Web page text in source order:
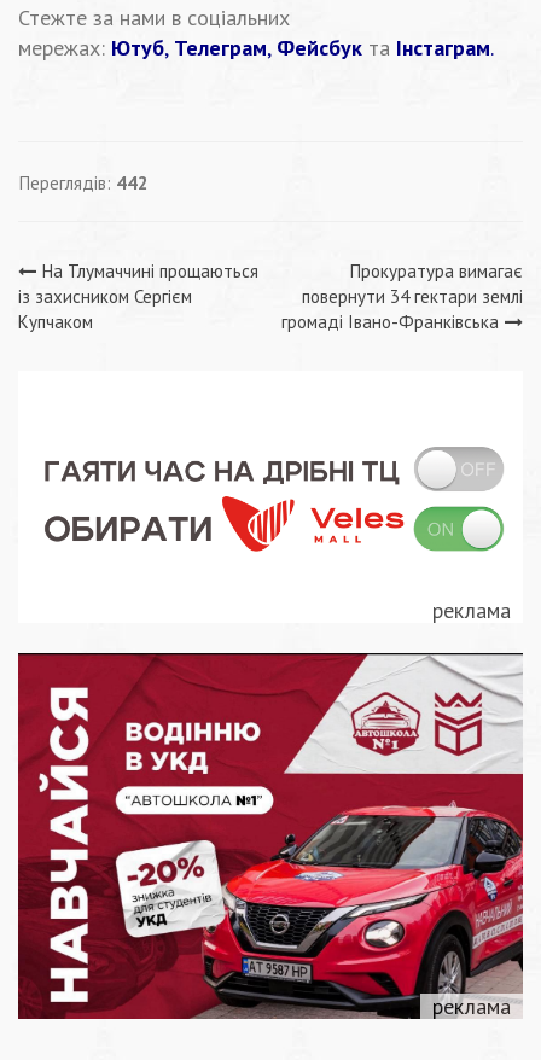
Стежте за нами в соціальних
мережах: Ютуб, Телеграм, Фейсбук та Інстаграм.
Переглядів: 442
Навігація
записів
На Тлумаччині прощаються
із захисником Сергієм
Купчаком
Прокуратура вимагає
повернути 34 гектари землі
громаді Івано-Франківська